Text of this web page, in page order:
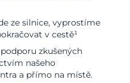
ze silnice, vyprostíme
v cestě¹
zkušených
našeho
a přímo na místě.